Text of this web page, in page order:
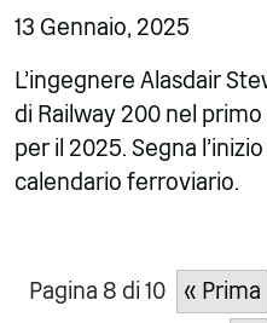
13 Gennaio, 2025
L'ingegnere Alasdair
di Railway 200 nel
per il 2025. Segna
calendario ferroviario.
Pagina 8 di 10 « Prima